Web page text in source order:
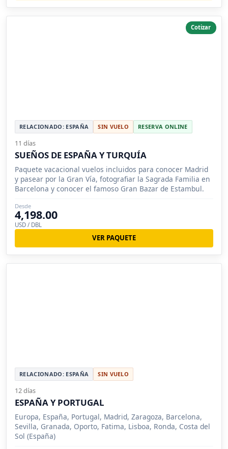
Cotizar
RELACIONADO: ESPAÑA SIN VUELO RESERVA ONLINE
11 días
SUEÑOS DE ESPAÑA Y TURQUÍA
Paquete vacacional vuelos incluidos para conocer Madrid
y pasear por la Gran Vía, fotografiar la Sagrada Familia en
Barcelona y conocer el famoso Gran Bazar de Estambul.
Desde
4,198.00
USD / DBL
VER PAQUETE
RELACIONADO: ESPAÑA SIN VUELO
12 días
ESPAÑA Y PORTUGAL
Europa, España, Portugal, Madrid, Zaragoza, Barcelona,
Sevilla, Granada, Oporto, Fatima, Lisboa, Ronda, Costa del
Sol (España)